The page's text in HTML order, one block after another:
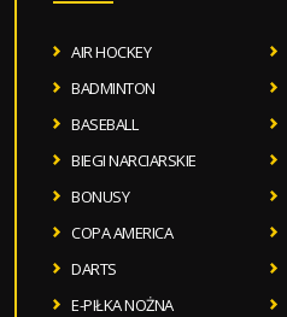
AIR HOCKEY
BADMINTON
BASEBALL
BIEGI NARCIARSKIE
BONUSY
COPA AMERICA
DARTS
E-PIŁKA NOŻNA